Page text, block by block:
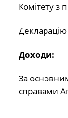
Комітету з
Декларацію
Доходи:
За
справами